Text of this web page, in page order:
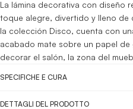
La lámina decorativa con diseño
toque alegre, divertido y lleno de
la colección Disco, cuenta con
acabado mate sobre un papel de
decorar el salón, la zona del
SPECIFICHE E CURA
DETTAGLI DEL PRODOTTO